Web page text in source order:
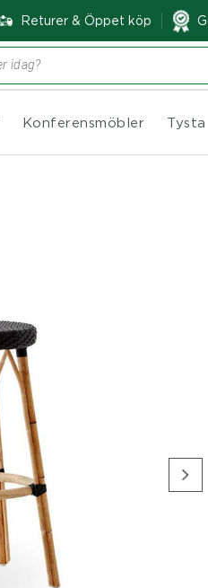
Returer & Öppet köp
Konferensmöbler Tysta